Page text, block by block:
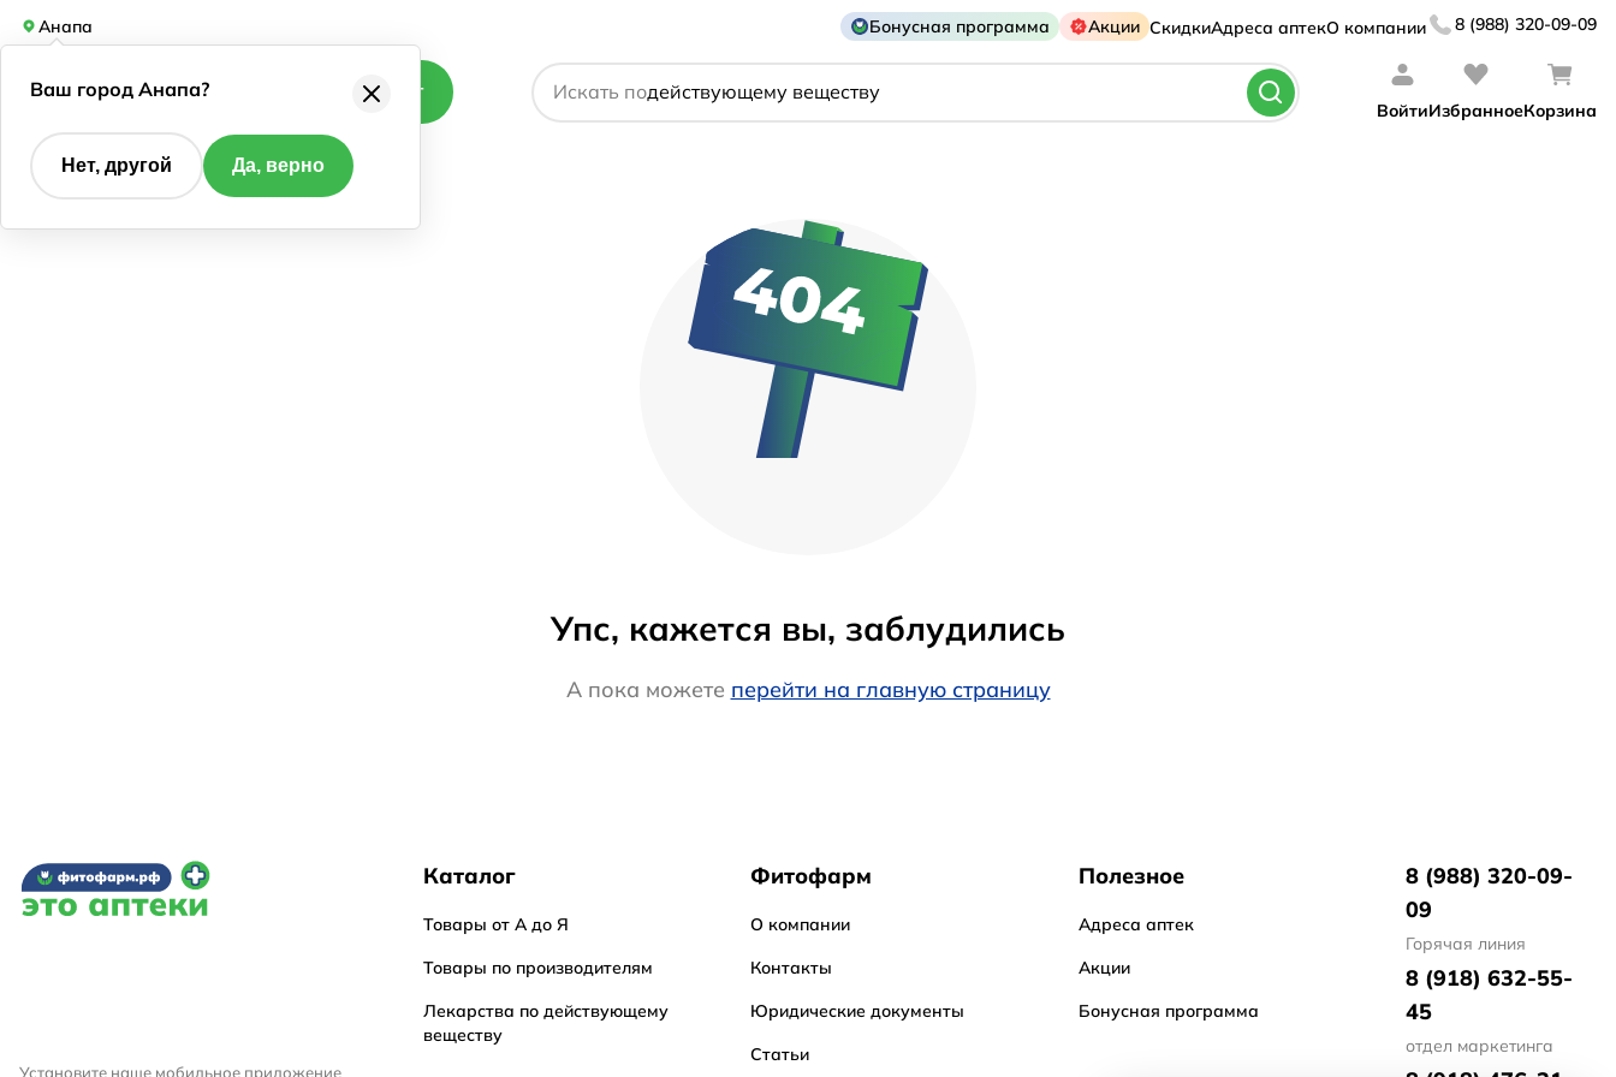
Анапа Бонусная программа Акции СкидкиАдреса аптекО компании 8 (988) 320-09-09
Каталог Искать по
названию препарата
действующему веществу
ВойтиИзбранноеКорзина
Упс, кажется вы, заблудились
А пока можете перейти на главную страницу
Установите наше мобильное приложение
Каталог
Товары от А до Я
Товары по производителям
Лекарства по действующему
веществу
Фитофарм
О компании
Контакты
Юридические документы
Статьи
Полезное
Адреса аптек
Акции
Бонусная программа
8 (988) 320-09-
09
Горячая линия
8 (918) 632-55-
45
отдел маркетинга
Ваш город Анапа?
Нет, другой Да, верно